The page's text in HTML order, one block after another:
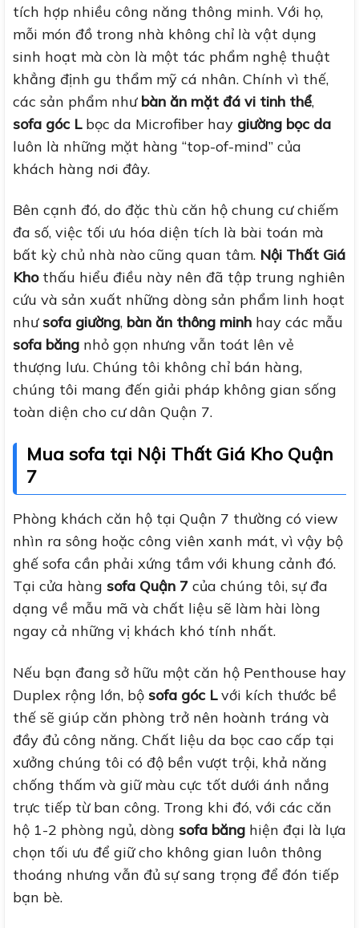
tích hợp nhiều công năng thông minh. Với họ,
mỗi món đồ trong nhà không chỉ là vật dụng
sinh hoạt mà còn là một tác phẩm nghệ thuật
khẳng định gu thẩm mỹ cá nhân. Chính vì thế,
các sản phẩm như bàn ăn mặt đá vi tinh thể,
sofa góc Lbọc da Microfiber hay giường bọc da
luôn là những mặt hàng “top-of-mind” của
khách hàng nơi đây.
Bên cạnh đó, do đặc thù căn hộ chung cư chiếm
đa số, việc tối ưu hóa diện tích là bài toán mà
bất kỳ chủ nhà nào cũng quan tâm. Nội Thất Giá
Khothấu hiểu điều này nên đã tập trung nghiên
cứu và sản xuất những dòng sản phẩm linh hoạt
nhưsofa giường, bàn ăn thông minh hay các mẫu
sofa băng nhỏ gọn nhưng vẫn toát lên vẻ
thượng lưu. Chúng tôi không chỉ bán hàng,
chúng tôi mang đến giải pháp không gian sống
toàn diện cho cư dân Quận 7.
Mua sofa tại Nội Thất Giá Kho Quận
7
Phòng khách căn hộ tại Quận 7 thường có view
nhìn ra sông hoặc công viên xanh mát, vì vậy bộ
ghế sofa cần phải xứng tầm với khung cảnh đó.
Tại cửa hàng sofa Quận 7 của chúng tôi, sự đa
dạng về mẫu mã và chất liệu sẽ làm hài lòng
ngay cả những vị khách khó tính nhất.
Nếu bạn đang sở hữu một căn hộ Penthouse hay
Duplex rộng lớn, bộ sofa góc Lvới kích thước bề
thế sẽ giúp căn phòng trở nên hoành tráng và
đầy đủ công năng. Chất liệu da bọc cao cấp tại
xưởng chúng tôi có độ bền vượt trội, khả năng
chống thấm và giữ màu cực tốt dưới ánh nắng
trực tiếp từ ban công. Trong khi đó, với các căn
hộ 1-2 phòng ngủ, dòng sofa băng hiện đại là lựa
chọn tối ưu để giữ cho không gian luôn thông
thoáng nhưng vẫn đủ sự sang trọng để đón tiếp
bạn bè.